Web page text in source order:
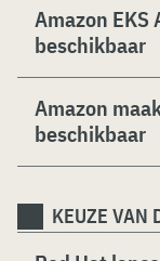
Amazon
beschikbaar
Amazon
beschikbaar
KEUZE VAN